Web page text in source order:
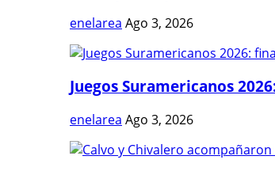
enelarea Ago 3, 2026
Juegos Suramericanos
enelarea Ago 3, 2026